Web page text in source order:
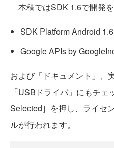
本稿ではSDK 1.6で開発を
SDK Platform Android
Google APIs by
および「ドキュメント」、
「USBドライバ」にもチ
Selected］を押し、ライセ
ルが行われます。